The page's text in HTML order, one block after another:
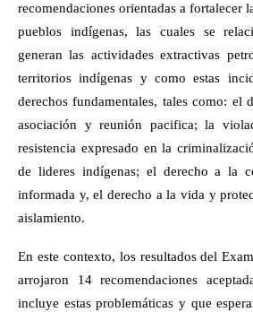
recomendaciones orientadas a fortalecer
pueblos indígenas, las cuales se
generan las actividades extractivas
territorios indígenas y como estas
derechos fundamentales, tales como: el
asociación y reunión pacifica; la
resistencia expresado en la
de lideres indígenas; el derecho a la
informada y, el derecho a la vida y
aislamiento.
En este contexto, los resultados del
arrojaron 14 recomendaciones
incluye estas problemáticas y que